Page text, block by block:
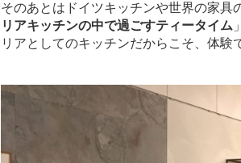
そのあとはドイツキッチンや世界の家具
リアキッチンの中で過ごすティータイム
リアとしてのキッチンだからこそ、体験